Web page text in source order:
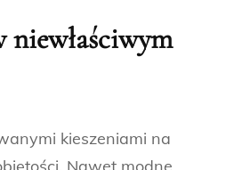
niewłaściwym
kieszeniami na
Nawet modne